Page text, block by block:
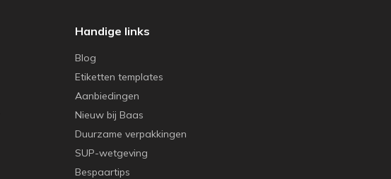
Handige links
Blog
Etiketten templates
Aanbiedingen
Nieuw bij Baas
Duurzame verpakkingen
SUP-wetgeving
Bespaartips